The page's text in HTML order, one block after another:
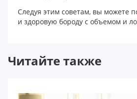
Следуя этим советам, вы можете
и здоровую бороду с объемом и
Читайте также